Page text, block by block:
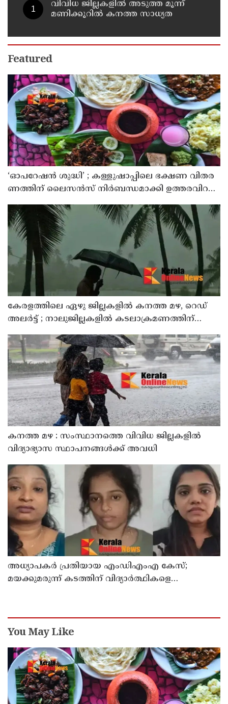
വിവിധ ജില്ലകളില്‍ അടുത്ത മൂന്ന്
മണിക്കൂറില്‍ കനത്ത സാധ്യത
Featured
‘ഓ​പ​റേ​ഷ​ൻ ശു​ദ്ധി’ ; ക​ള്ളു​ഷാ​പ്പി​ലെ ഭ​ക്ഷ​ണ വി​ത​ര​
ണ​ത്തി​ന് ലൈ​സ​ൻ​സ് നി​ർ​ബ​ന്ധ​മാ​ക്കി ഉ​ത്ത​ര​വി​റ​
കേരളത്തിലെ ഏഴു ജില്ലകളിൽ കനത്ത മഴ, റെഡ്
അലർട്ട് ; നാലുജില്ലകളിൽ കടലാക്രമണത്തിന്
കനത്ത മഴ : സംസ്ഥാനത്തെ വിവിധ ജില്ലകളിൽ
വിദ്യാഭ്യാസ സ്ഥാപനങ്ങൾക്ക് അവധി
അധ്യാപകര്‍ പ്രതിയായ എംഡിഎംഎ കേസ്;
മയക്കുമരുന്ന് കടത്തിന് വിദ്യാര്‍ത്ഥികളെ
You May Like